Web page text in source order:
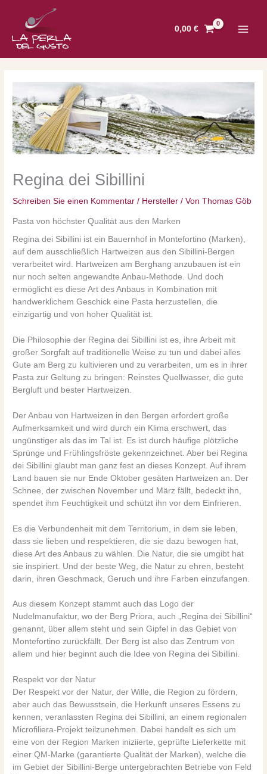
springen
0,00€
Regina dei Sibillini
Schreiben Sie einen Kommentar / Hersteller / VonThomas Göb
Pasta von höchster Qualität aus den Marken
Regina dei Sibillini ist ein Bauernhof in Montefortino (Marken),
auf dem ausschließlich Hartweizen aus den Sibillini-Bergen
verarbeitet wird. Hartweizen am Berghang anzubauen ist ein
nur noch selten angewandte Anbau-Methode. Und doch
ermöglicht es diese Art des Anbaus in Kombination mit
handwerklichem Geschick eine Pasta herzustellen, die
einzigartig und von hoher Qualität ist.
Die Philosophie der Regina dei Sibillini ist es, ihre Arbeit mit
großer Sorgfalt auf traditionelle Weise zu tun und dabei alles
Gute am Berg zu kultivieren und zu verarbeiten, um es in ihrer
Pasta zur Geltung zu bringen: Reinstes Quellwasser, die gute
Bergluft und bester Hartweizen.
Der Anbau von Hartweizen in den Bergen erfordert große
Aufmerksamkeit und wird durch ein Klima erschwert, das
ungünstiger als das im Tal ist. Es ist durch häufige plötzliche
Sprünge und Frühlingsfröste gekennzeichnet. Aber bei Regina
dei Sibillini glaubt man ganz fest an dieses Konzept. Auf ihrem
Land bauen sie nur Ende Oktober gesäten Hartweizen an. Der
Schnee, der zwischen November und März fällt, bedeckt ihn,
spendet ihm Feuchtigkeit und schützt ihn vor dem Einfrieren.
Es die Verbundenheit mit dem Territorium, in dem sie leben,
dass sie lieben und respektieren, die sie dazu bewogen hat,
diese Art des Anbaus zu wählen. Die Natur, die sie umgibt hat
sie inspiriert. Und der beste Weg, die Natur zu ehren, besteht
darin, ihren Geschmack, Geruch und ihre Farben einzufangen.
Aus diesem Konzept stammt auch das Logo der
Nudelmanufaktur, wo der Berg Priora, auch „Regina dei Sibillini“
genannt, über allem steht und sein Gipfel in das Gebiet von
Montefortino zurückfällt. Der Berg ist also das Zentrum von
allem und hier beginnt auch die Idee von Regina dei Sibillini.
Respekt vor der Natur
Der Respekt vor der Natur, der Wille, die Region zu fördern,
aber auch das Bewusstsein, die Herkunft unseres Essens zu
kennen, veranlassten Regina dei Sibillini, an einem regionalen
Microfiliera-Projekt teilzunehmen. Dabei handelt es sich um
eine von der Region Marken iniziierte, geprüfte Lieferkette mit
einer QM-Marke (garantierte Qualität der Marken), welche die
im Gebiet der Sibillini-Berge untergebrachten Betriebe von Feld